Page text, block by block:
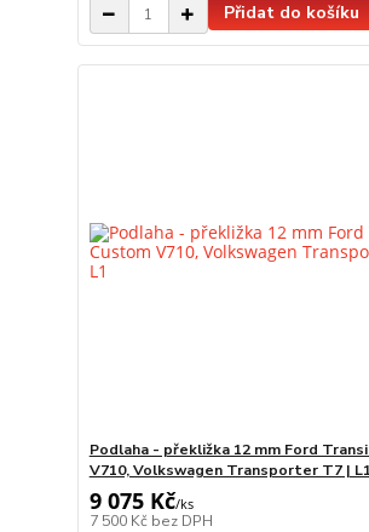
Přidat do košíku
Podlaha - překližka 12 mm Ford
V710, Volkswagen Transporter T7 | L1
9 075 Kč/ks
7 500 Kč bez DPH